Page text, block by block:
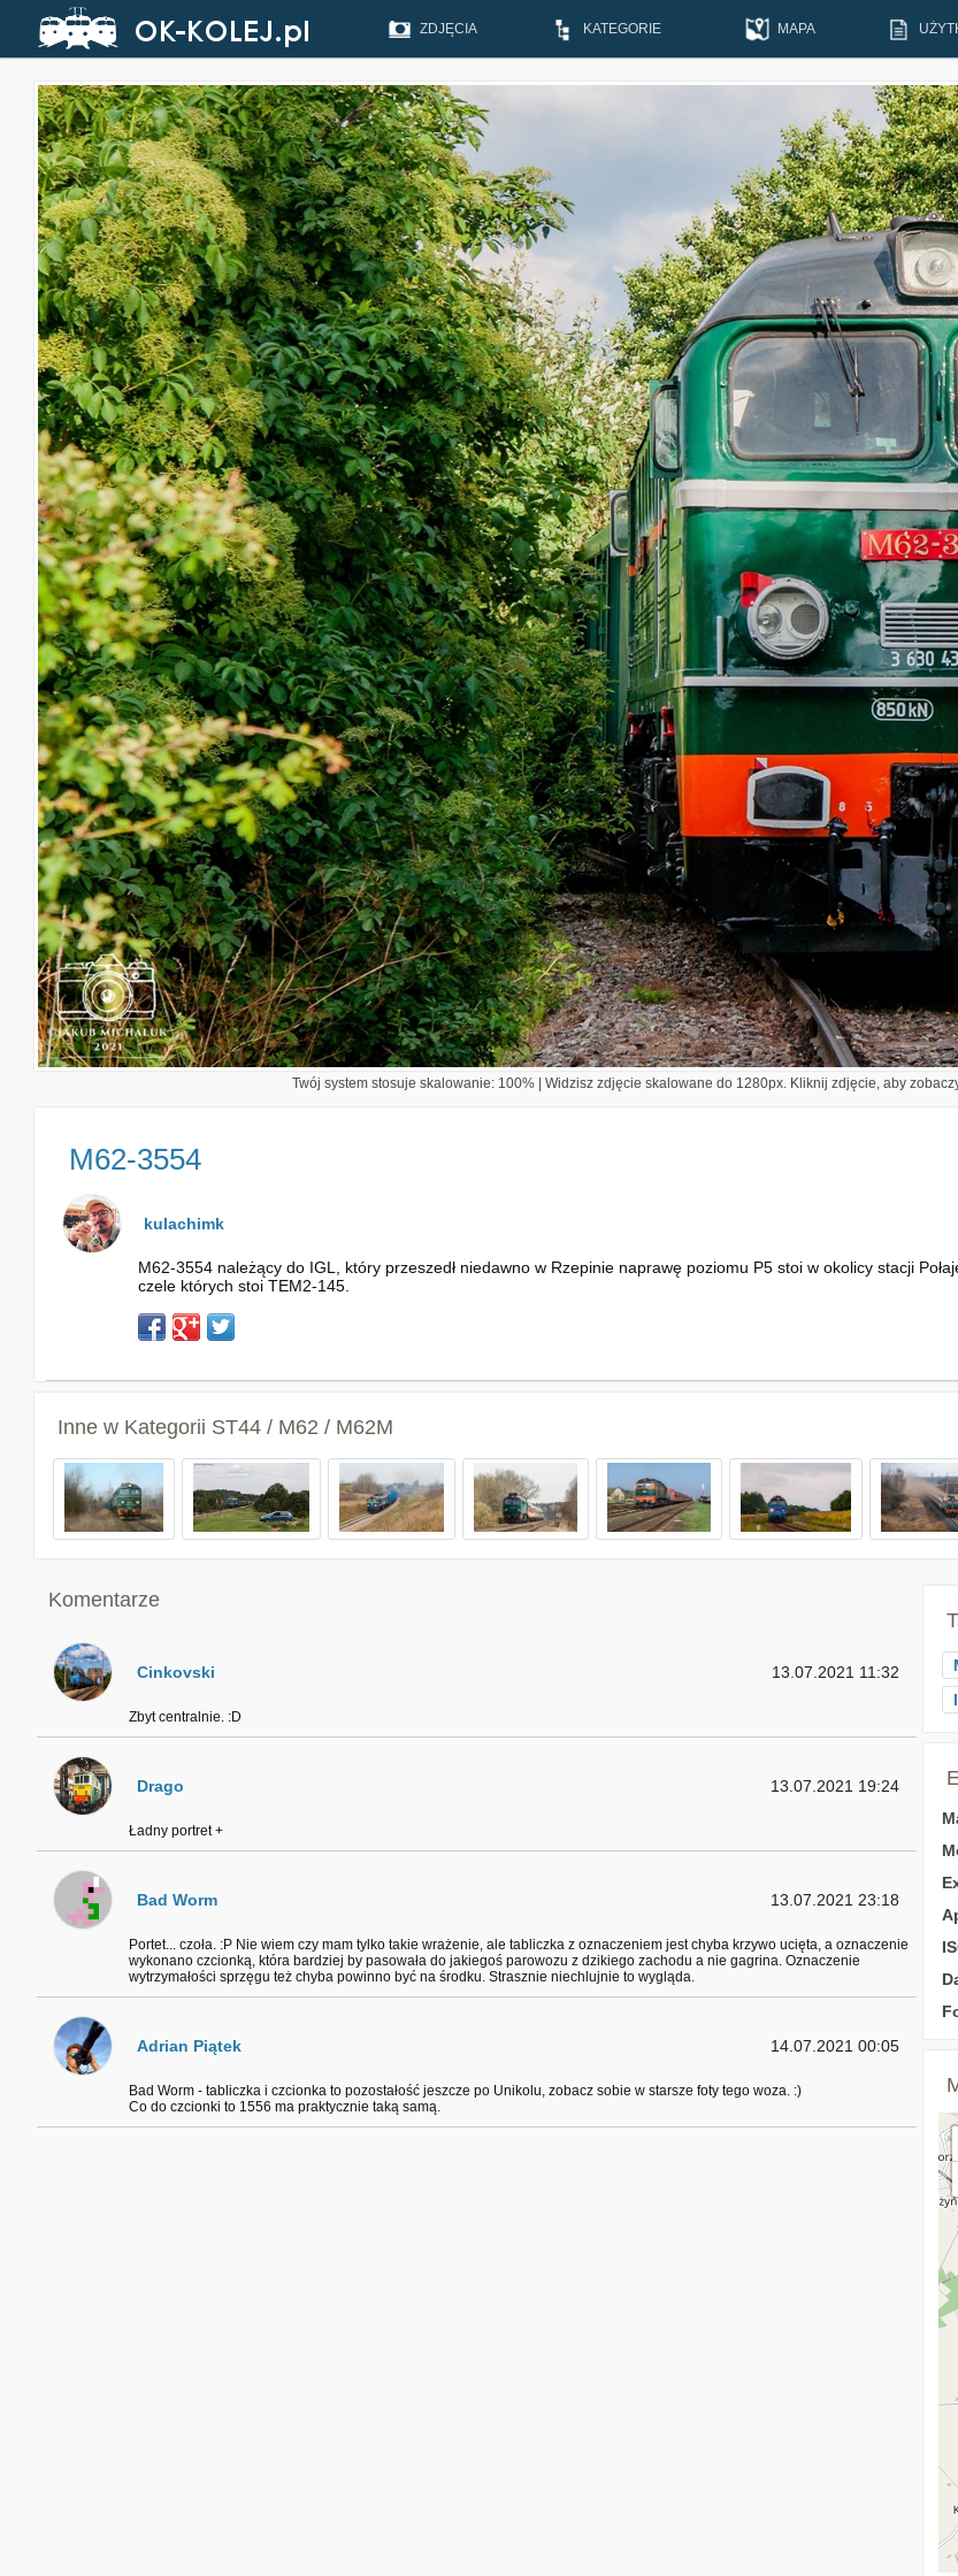
ZDJĘCIA KATEGORIE MAPA
Twój system stosuje skalowanie: 100% | Widzisz zdjęcie skalowane do 1280px. Kliknij zdjęcie, aby
M62-3554
kulachimk
M62-3554 należący do IGL, który przeszedł niedawno w Rzepinie naprawę poziomu P5 stoi w okolicy stacji
czele których stoi TEM2-145.
Inne w Kategorii ST44 / M62 / M62M
Komentarze
Cinkovski 13.07.2021 11:32
Zbyt centralnie. :D
Drago 13.07.2021 19:24
Ładny portret +
Bad Worm 13.07.2021 23:18
Portet... czoła. :P Nie wiem czy mam tylko takie wrażenie, ale tabliczka z oznaczeniem jest chyba krzywo ucięta, a oznaczenie
wykonano czcionką, która bardziej by pasowała do jakiegoś parowozu z dzikiego zachodu a nie gagrina. Oznaczenie
wytrzymałości sprzęgu też chyba powinno być na środku. Strasznie niechlujnie to wygląda.
Adrian Piątek 14.07.2021 00:05
Bad Worm - tabliczka i czcionka to pozostałość jeszcze po Unikolu, zobacz sobie w starsze foty tego woza. :)
Co do czcionki to 1556 ma praktycznie taką samą.